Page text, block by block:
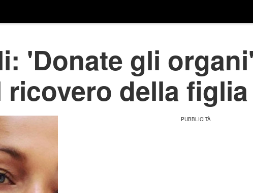
'Donate gli
della figlia